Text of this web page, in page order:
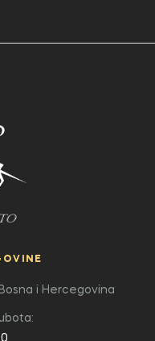
i Hercegovina